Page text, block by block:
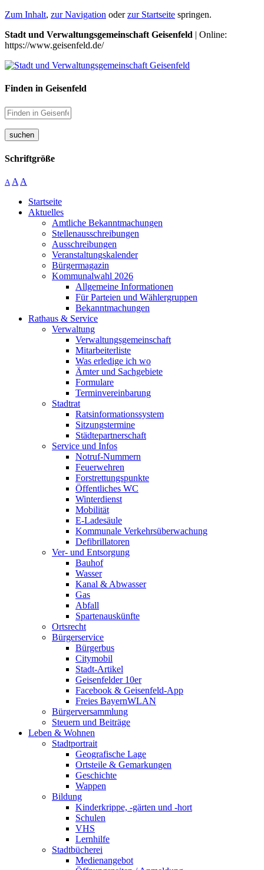
Zum Inhalt, zur Navigation oderzur Startseite springen.
Stadt und Verwaltungsgemeinschaft Geisenfeld | Online:
https://www.geisenfeld.de/
Finden in Geisenfeld
suchen
Schriftgröße
A A A
Startseite
Aktuelles
Amtliche Bekanntmachungen
Stellenausschreibungen
Ausschreibungen
Veranstaltungskalender
Bürgermagazin
Kommunalwahl 2026
Allgemeine Informationen
Für Parteien und Wählergruppen
Bekanntmachungen
Rathaus & Service
Verwaltung
Verwaltungsgemeinschaft
Mitarbeiterliste
Was erledige ich wo
Ämter und Sachgebiete
Formulare
Terminvereinbarung
Stadtrat
Ratsinformationssystem
Sitzungstermine
Städtepartnerschaft
Service und Infos
Notruf-Nummern
Feuerwehren
Forstrettungspunkte
Öffentliches WC
Winterdienst
Mobilität
E-Ladesäule
Kommunale Verkehrsüberwachung
Defibrillatoren
Ver- und Entsorgung
Bauhof
Wasser
Kanal & Abwasser
Gas
Abfall
Spartenauskünfte
Ortsrecht
Bürgerservice
Bürgerbus
Citymobil
Stadt-Artikel
Geisenfelder 10er
Facebook & Geisenfeld-App
Freies BayernWLAN
Bürgerversammlung
Steuern und Beiträge
Leben & Wohnen
Stadtportrait
Geografische Lage
Ortsteile & Gemarkungen
Geschichte
Wappen
Bildung
Kinderkrippe, -gärten und -hort
Schulen
VHS
Lernhilfe
Stadtbücherei
Medienangebot